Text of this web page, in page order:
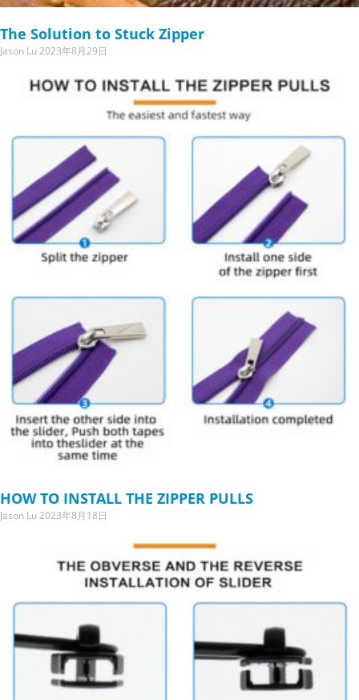
The Solution to Stuck Zipper
Jason Lu2023年8月29日
HOW TO INSTALL THE ZIPPER PULLS
Jason Lu2023年8月18日